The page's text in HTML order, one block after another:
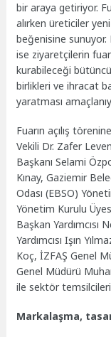
bir araya getiriyor.
alırken üreticiler
beğenisine
ise ziyaretçilerin
kurabileceği
birlikleri ve ihracat
yaratması
Fuarın açılış
Vekili Dr. Zafer
Başkanı Selami
Kınay, Gaziemir
Odası (EBSO)
Yönetim Kurulu
Başkan Yardımcısı
Yardımcısı Işın
Koç, İZFAŞ Genel
Genel Müdürü
ile sektör temsilcileri
Markalaşma,